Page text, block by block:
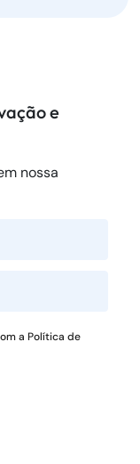
e
nossa
a Política de